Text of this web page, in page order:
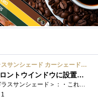
マツダ3フロントガラスサンシェード カーシェード 車用 フロントウィンドウさんしえーど 遮光 断熱 カスタムパーツ 車種専用設計 折り畳み式 取付簡単 収納袋付き
使いだすと必ずフロントウインドウに設置する習慣がつきます
＜マツダ3フロントガラスサンシェード＞：・これまで使用していたサンシェードでも使用できるのですが、車内に蛇腹に畳んだサンシェード は�...
1